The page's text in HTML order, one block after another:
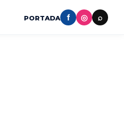
PORTADA f ◎ ⌕